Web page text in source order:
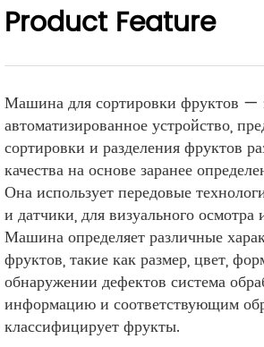
Product Feature
Машина для сортировки фруктов —
автоматизированное устройство,
сортировки и разделения фруктов
качества на основе заранее
Она использует передовые
и датчики, для визуального осмотра
Машина определяет различные
фруктов, такие как размер, цвет,
обнаружении дефектов система
информацию и соответствующим
классифицирует фрукты.